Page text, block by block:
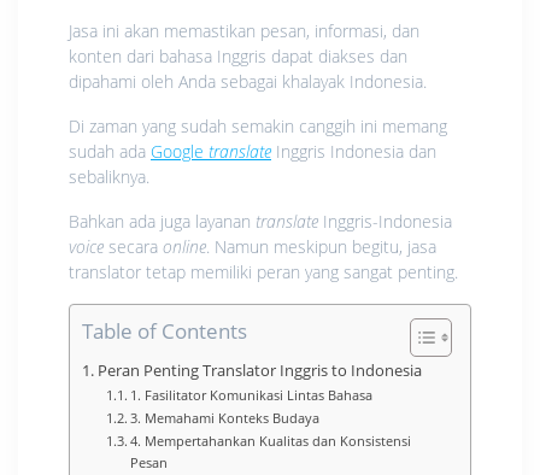
Jasa ini akan memastikan pesan, informasi, dan
konten dari bahasa Inggris dapat diakses dan
dipahami oleh Anda sebagai khalayak Indonesia.
Di zaman yang sudah semakin canggih ini memang
sudah ada Google translate Inggris Indonesia dan
sebaliknya.
Bahkan ada juga layanan translate Inggris-Indonesia
voice secara online. Namun meskipun begitu, jasa
translator tetap memiliki peran yang sangat penting.
Table of Contents
Peran Penting Translator Inggris to Indonesia
1. Fasilitator Komunikasi Lintas Bahasa
3. Memahami Konteks Budaya
4. Mempertahankan Kualitas dan Konsistensi
Pesan